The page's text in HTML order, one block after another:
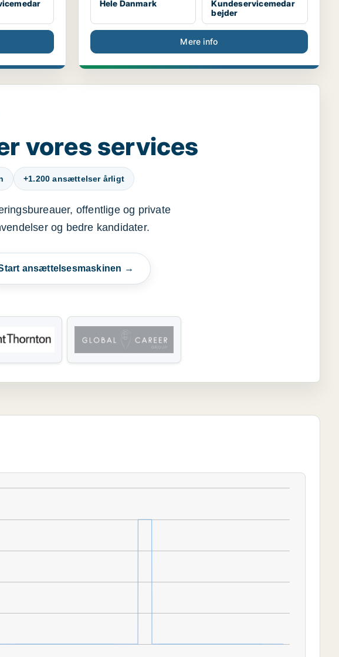
Hele Danmark
Kundeservicemedar
bejder
Mere info
vores services
+1.200 ansættelser årligt
offentlige og private
og bedre kandidater.
ansættelsesmaskinen →